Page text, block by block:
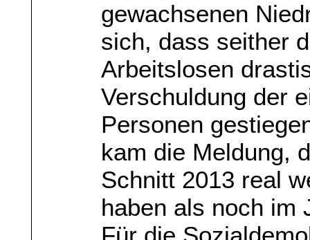
gewachsenen
sich, dass seither
Arbeitslosen
Verschuldung der
Personen
kam die Meldung,
Schnitt 2013 real
haben als noch im